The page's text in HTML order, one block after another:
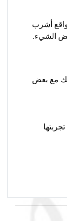
في الواقع أشرب
مع بعض